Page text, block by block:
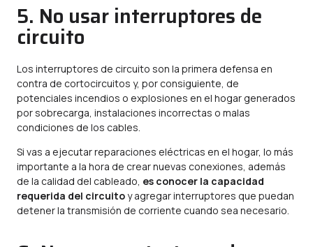
5. No usar interruptores de
circuito
Los interruptores de circuito son la primera defensa en
contra de cortocircuitos y, por consiguiente, de
potenciales incendios o explosiones en el hogar generados
por sobrecarga, instalaciones incorrectas o malas
condiciones de los cables.
Si vas a ejecutar reparaciones eléctricas en el hogar, lo más
importante a la hora de crear nuevas conexiones, además
de la calidad del cableado, es conocer la capacidad
requerida del circuitoy agregar interruptores que puedan
detener la transmisión de corriente cuando sea necesario.